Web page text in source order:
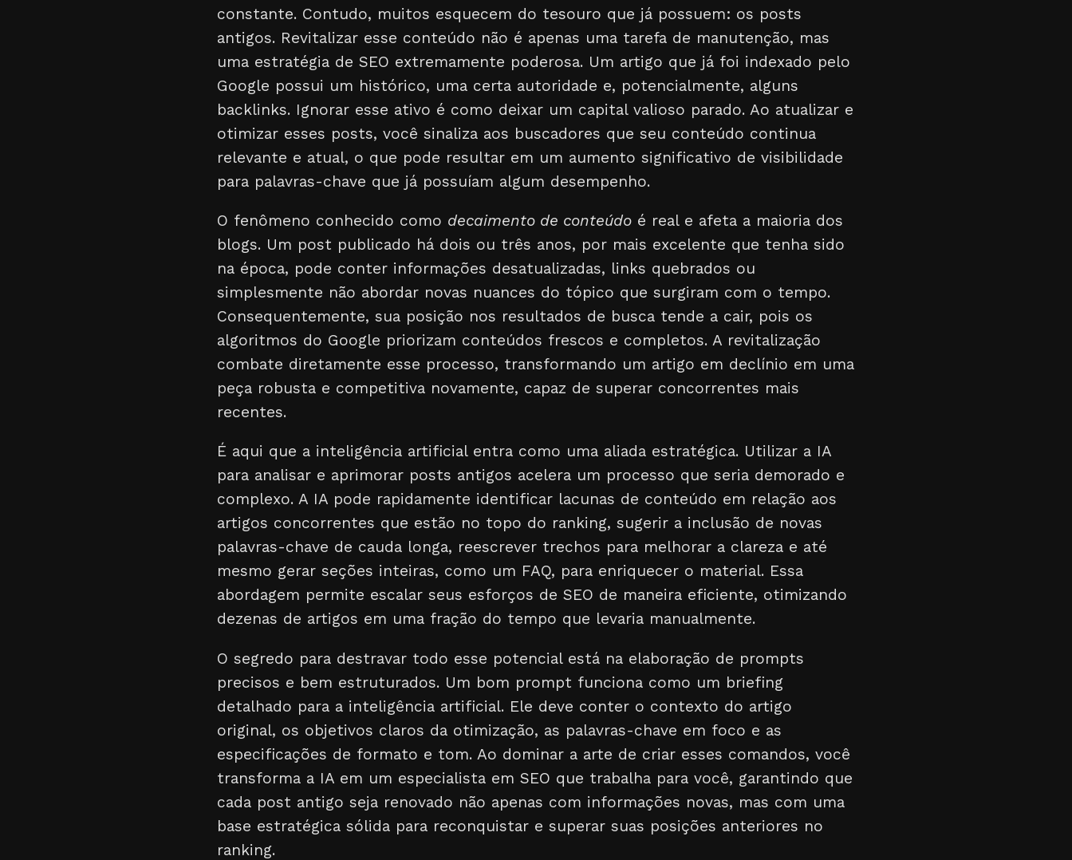
constante. Contudo, muitos esquecem do tesouro que já possuem: os posts
antigos. Revitalizar esse conteúdo não é apenas uma tarefa de manutenção, mas
uma estratégia de SEO extremamente poderosa. Um artigo que já foi indexado pelo
Google possui um histórico, uma certa autoridade e, potencialmente, alguns
backlinks. Ignorar esse ativo é como deixar um capital valioso parado. Ao atualizar e
otimizar esses posts, você sinaliza aos buscadores que seu conteúdo continua
relevante e atual, o que pode resultar em um aumento significativo de visibilidade
para palavras-chave que já possuíam algum desempenho.
O fenômeno conhecido como decaimento de conteúdo é real e afeta a maioria dos
blogs. Um post publicado há dois ou três anos, por mais excelente que tenha sido
na época, pode conter informações desatualizadas, links quebrados ou
simplesmente não abordar novas nuances do tópico que surgiram com o tempo.
Consequentemente, sua posição nos resultados de busca tende a cair, pois os
algoritmos do Google priorizam conteúdos frescos e completos. A revitalização
combate diretamente esse processo, transformando um artigo em declínio em uma
peça robusta e competitiva novamente, capaz de superar concorrentes mais
recentes.
É aqui que a inteligência artificial entra como uma aliada estratégica. Utilizar a IA
para analisar e aprimorar posts antigos acelera um processo que seria demorado e
complexo. A IA pode rapidamente identificar lacunas de conteúdo em relação aos
artigos concorrentes que estão no topo do ranking, sugerir a inclusão de novas
palavras-chave de cauda longa, reescrever trechos para melhorar a clareza e até
mesmo gerar seções inteiras, como um FAQ, para enriquecer o material. Essa
abordagem permite escalar seus esforços de SEO de maneira eficiente, otimizando
dezenas de artigos em uma fração do tempo que levaria manualmente.
O segredo para destravar todo esse potencial está na elaboração de prompts
precisos e bem estruturados. Um bom prompt funciona como um briefing
detalhado para a inteligência artificial. Ele deve conter o contexto do artigo
original, os objetivos claros da otimização, as palavras-chave em foco e as
especificações de formato e tom. Ao dominar a arte de criar esses comandos, você
transforma a IA em um especialista em SEO que trabalha para você, garantindo que
cada post antigo seja renovado não apenas com informações novas, mas com uma
base estratégica sólida para reconquistar e superar suas posições anteriores no
ranking.